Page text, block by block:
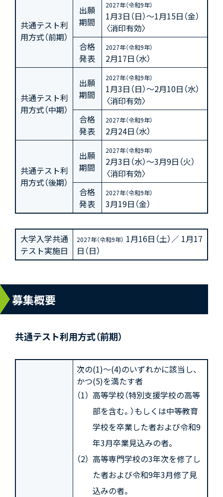
共通テスト利
用方式（前期）
出願
期間
2027年（令和9年）
1月3日（日）～1月15日（金）
〈消印有効〉
合格
発表
2027年（令和9年）
2月17日（水）
共通テスト利
用方式（中期）
出願
期間
2027年（令和9年）
1月3日（日）～2月10日（水）
〈消印有効〉
合格
発表
2027年（令和9年）
2月24日（水）
共通テスト利
用方式（後期）
出願
期間
2027年（令和9年）
2月3日（水）～3月9日（火）
〈消印有効〉
合格
発表
2027年（令和9年）
3月19日（金）
大学入学共通
テスト実施日
2027年（令和9年） 1月16日（土）／ 1月17
日（日）
募集概要
共通テスト利用方式（前期）
次の(1)～(4)のいずれかに該当し、
かつ(5)を満たす者
高等学校（特別支援学校の高等
部を含む。）もしくは中等教育
学校を卒業した者および令和9
年3月卒業見込みの者。
高等専門学校の3年次を修了し
た者および令和9年3月修了見
込みの者。